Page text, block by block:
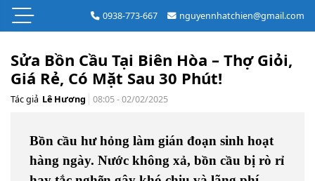
0938-773-667 nguyennhatchien@gmail.com
Sửa Bồn Cầu Tại Biên Hòa – Thợ Giỏi,
Giá Rẻ, Có Mặt Sau 30 Phút!
Tác giả Lê Hương 08:05 - 02/02/2025
Bồn cầu hư hỏng làm gián đoạn sinh hoạt
hàng ngày. Nước không xả, bồn cầu bị rò rỉ